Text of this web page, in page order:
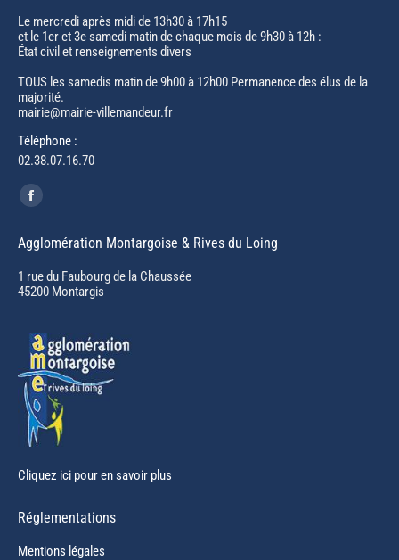
Le mercredi après midi de 13h30 à 17h15
et le 1er et 3e samedi matin de chaque mois de 9h30 à 12h :
État civil et renseignements divers
TOUS les samedis matin de 9h00 à 12h00 Permanence des élus de la
majorité.
mairie@mairie-villemandeur.fr
Téléphone :
02.38.07.16.70
Trouvez nous sur :
Facebook
opens
in
new
Agglomération Montargoise & Rives du Loing
1 rue du Faubourg de la Chaussée
45200 Montargis
Cliquez ici pour en savoir plus
Réglementations
Mentions légales